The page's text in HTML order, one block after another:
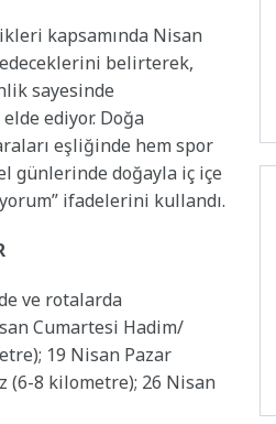
kapsamında Nisan
belirterek,
sayesinde
ediyor. Doğa
eşliğinde hem spor
günlerinde doğayla iç içe
ifadelerini kullandı.
ve rotalarda
Cumartesi Hadim/
19 Nisan Pazar
(6-8 kilometre); 26 Nisan